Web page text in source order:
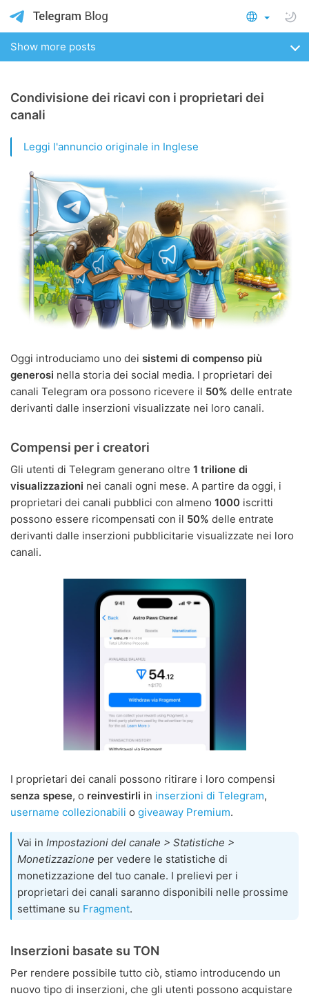
Show more posts
Condivisione dei ricavi con i proprietari dei
canali
Leggi l'annuncio originale in Inglese
Oggi introduciamo uno dei sistemi di compenso più
generosi nella storia dei social media. I proprietari dei
canali Telegram ora possono ricevere il 50% delle entrate
derivanti dalle inserzioni visualizzate nei loro canali.
Compensi per i creatori
Gli utenti di Telegram generano oltre 1 trilione di
visualizzazioni nei canali ogni mese. A partire da oggi, i
proprietari dei canali pubblici con almeno 1000 iscritti
possono essere ricompensati con il 50% delle entrate
derivanti dalle inserzioni pubblicitarie visualizzate nei loro
canali.
I proprietari dei canali possono ritirare i loro compensi
senza spese, o reinvestirli in inserzioni di Telegram,
username collezionabili o giveaway Premium.
Vai in Impostazioni del canale > Statistiche >
Monetizzazione per vedere le statistiche di
monetizzazione del tuo canale. I prelievi per i
proprietari dei canali saranno disponibili nelle prossime
settimane su Fragment.
Inserzioni basate su TON
Per rendere possibile tutto ciò, stiamo introducendo un
nuovo tipo di inserzioni, che gli utenti possono acquistare